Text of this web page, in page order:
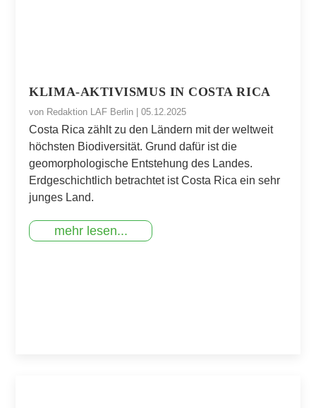
KLIMA-AKTIVISMUS IN COSTA RICA
von Redaktion LAF Berlin |05.12.2025
Costa Rica zählt zu den Ländern mit der weltweit
höchsten Biodiversität. Grund dafür ist die
geomorphologische Entstehung des Landes.
Erdgeschichtlich betrachtet ist Costa Rica ein sehr
junges Land.
mehr lesen...